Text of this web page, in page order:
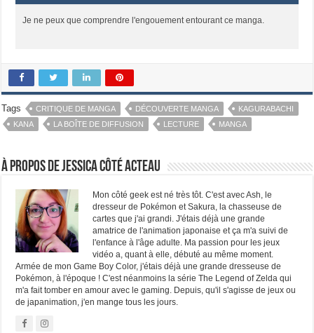
Je ne peux que comprendre l'engouement entourant ce manga.
Tags CRITIQUE DE MANGA DÉCOUVERTE MANGA
KAGURABACHI
KANA
LA BOÎTE DE DIFFUSION LECTURE MANGA
À propos de Jessica Côté Acteau
Mon côté geek est né très tôt. C'est avec Ash, le
dresseur de Pokémon et Sakura, la chasseuse de
cartes que j'ai grandi. J'étais déjà une grande
amatrice de l'animation japonaise et ça m'a suivi de
l'enfance à l'âge adulte. Ma passion pour les jeux
vidéo a, quant à elle, débuté au même moment.
Armée de mon Game Boy Color, j'étais déjà une grande dresseuse de
Pokémon, à l'époque ! C'est néanmoins la série The Legend of Zelda qui
m'a fait tomber en amour avec le gaming. Depuis, qu'il s'agisse de jeux ou
de japanimation, j'en mange tous les jours.